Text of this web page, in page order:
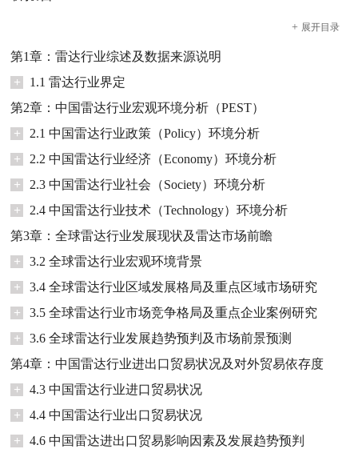
+ 展开目录
第1章：雷达行业综述及数据来源说明
+
1.1 雷达行业界定
第2章：中国雷达行业宏观环境分析（PEST）
+
2.1 中国雷达行业政策（Policy）环境分析
+
2.2 中国雷达行业经济（Economy）环境分析
+
2.3 中国雷达行业社会（Society）环境分析
+
2.4 中国雷达行业技术（Technology）环境分析
第3章：全球雷达行业发展现状及雷达市场前瞻
+
3.2 全球雷达行业宏观环境背景
+
3.4 全球雷达行业区域发展格局及重点区域市场研究
+
3.5 全球雷达行业市场竞争格局及重点企业案例研究
+
3.6 全球雷达行业发展趋势预判及市场前景预测
第4章：中国雷达行业进出口贸易状况及对外贸易依存度
+
4.3 中国雷达行业进口贸易状况
+
4.4 中国雷达行业出口贸易状况
+
4.6 中国雷达进出口贸易影响因素及发展趋势预判